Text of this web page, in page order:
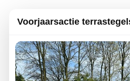
Voorjaarsactie